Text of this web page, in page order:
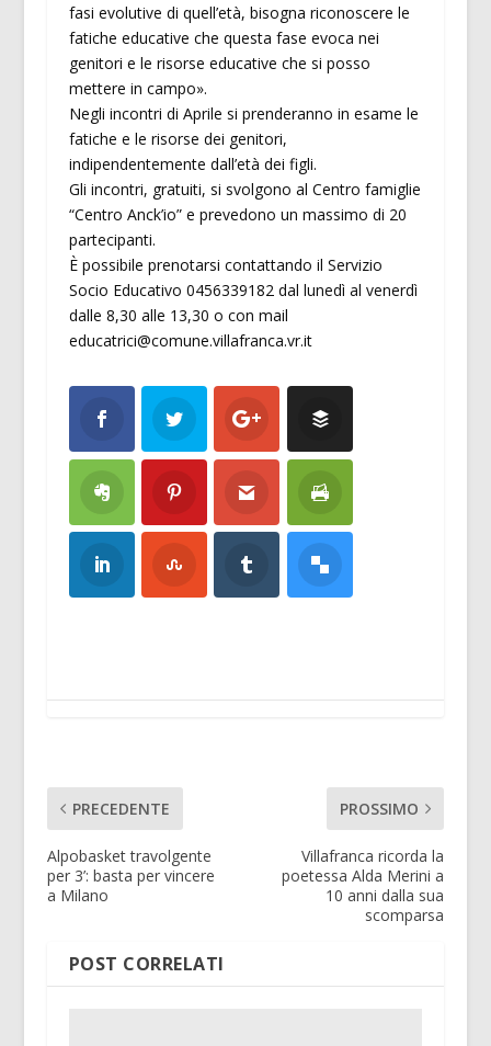
fasi evolutive di quell’età, bisogna riconoscere le
fatiche educative che questa fase evoca nei
genitori e le risorse educative che si posso
mettere in campo».
Negli incontri di Aprile si prenderanno in esame le
fatiche e le risorse dei genitori,
indipendentemente dall’età dei figli.
Gli incontri, gratuiti, si svolgono al Centro famiglie
“Centro Anck’io” e prevedono un massimo di 20
partecipanti.
È possibile prenotarsi contattando il Servizio
Socio Educativo 0456339182 dal lunedì al venerdì
dalle 8,30 alle 13,30 o con mail
educatrici@comune.villafranca.vr.it
PRECEDENTE
Alpobasket travolgente
per 3’: basta per vincere
a Milano
PROSSIMO
Villafranca ricorda la
poetessa Alda Merini a
10 anni dalla sua
scomparsa
POST CORRELATI